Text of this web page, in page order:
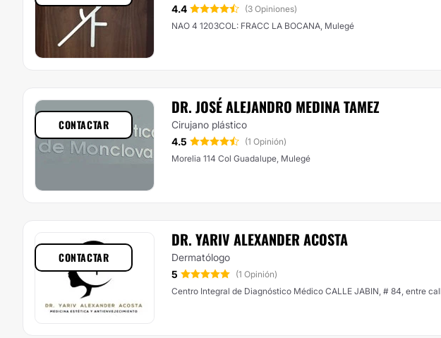
4.4
(3 Opiniones)
NAO 4 1203COL: FRACC LA BOCANA, Mulegé
DR. JOSÉ ALEJANDRO MEDINA TAMEZ
Cirujano plástico
4.5
(1 Opinión)
Morelia 114 Col Guadalupe, Mulegé
CONTACTAR
DR. YARIV ALEXANDER ACOSTA
Dermatólogo
5
(1 Opinión)
Centro Integral de Diagnóstico Médico CALLE JABIN, # 84, entre
CONTACTAR